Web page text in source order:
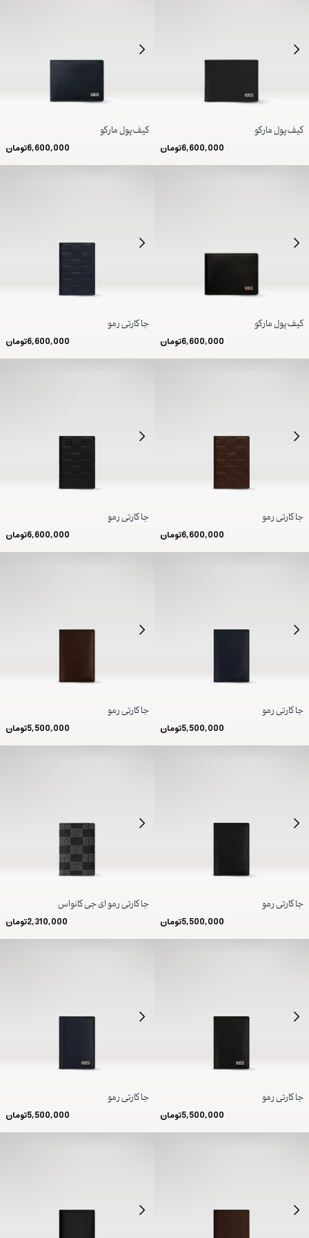
کیف پول مارکو
6,600,000تومان
کیف پول مارکو
6,600,000تومان
کیف پول مارکو
6,600,000تومان
جا کارتی رمو
6,600,000تومان
جا کارتی رمو
6,600,000تومان
جا کارتی رمو
6,600,000تومان
جا کارتی رمو
5,500,000تومان
جا کارتی رمو
5,500,000تومان
جا کارتی رمو
5,500,000تومان
جا کارتی رمو ای جی کانواس
2,310,000تومان
جا کارتی رمو
5,500,000تومان
جا کارتی رمو
5,500,000تومان